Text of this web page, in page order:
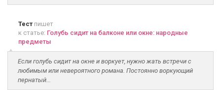
Тест пишет
к статье: Голубь сидит на балконе или окне: народные
предметы
Если голубь сидит на окне и воркует, нужно жать встречи с
любимым или невероятного романа. Постоянно воркующий
пернатый...